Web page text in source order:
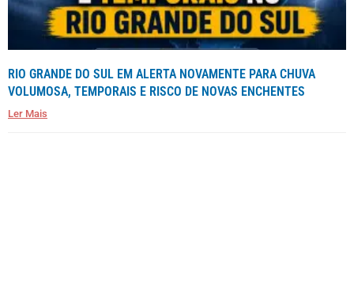
RIO GRANDE DO SUL EM ALERTA NOVAMENTE PARA CHUVA
VOLUMOSA, TEMPORAIS E RISCO DE NOVAS ENCHENTES
Ler Mais